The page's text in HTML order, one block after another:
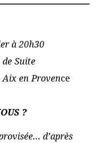
à 20h30
Suite
Aix en Provence
?
d’après